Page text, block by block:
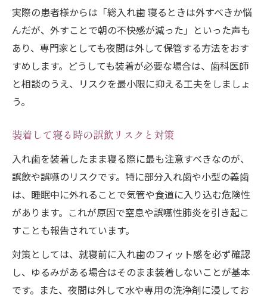
実際の患者様からは「総入れ歯 寝るときは外すべきか悩
んだが、外すことで朝の不快感が減った」といった声も
あり、専門家としても夜間は外して保管する方法をおす
すめします。どうしても装着が必要な場合は、歯科医師
と相談のうえ、リスクを最小限に抑える工夫をしましょ
う。
装着して寝る時の誤飲リスクと対策
入れ歯を装着したまま寝る際に最も注意すべきなのが、
誤飲や誤嚥のリスクです。特に部分入れ歯や小型の義歯
は、睡眠中に外れることで気管や食道に入り込む危険性
があります。これが原因で窒息や誤嚥性肺炎を引き起こ
すことも報告されています。
対策としては、就寝前に入れ歯のフィット感を必ず確認
し、ゆるみがある場合はそのまま装着しないことが基本
です。また、夜間は外して水や専用の洗浄剤に浸してお